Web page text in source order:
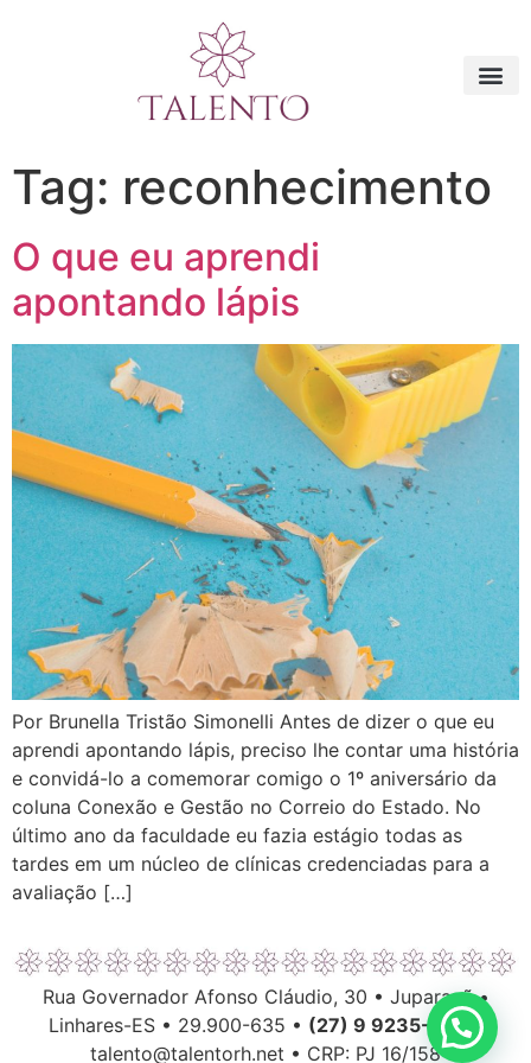
Tag: reconhecimento
O que eu aprendi
apontando lápis
Por Brunella Tristão Simonelli Antes de dizer o que eu
aprendi apontando lápis, preciso lhe contar uma história
e convidá-lo a comemorar comigo o 1º aniversário da
coluna Conexão e Gestão no Correio do Estado. No
último ano da faculdade eu fazia estágio todas as
tardes em um núcleo de clínicas credenciadas para a
avaliação […]
Rua Governador Afonso Cláudio, 30 • Juparanã •
Linhares-ES • 29.900-635 • (27) 9 9235-6063
talento@talentorh.net • CRP: PJ 16/158